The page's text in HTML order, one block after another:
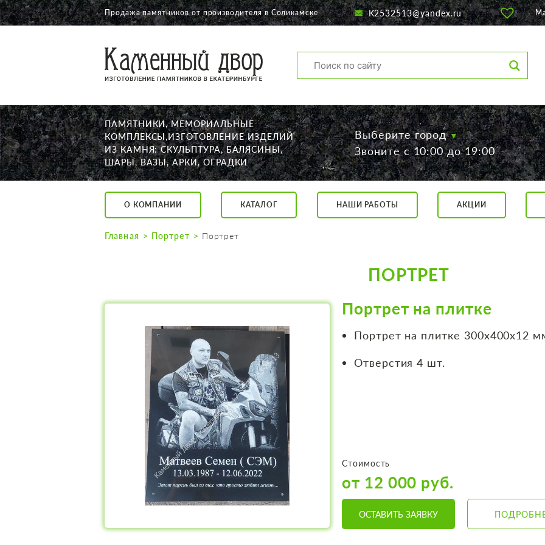
О КОМПАНИИ
КАТАЛОГ
НАШИ РАБОТЫ
АКЦИИ
ДОСТАВКА
КОНТАКТЫ
K2532513@yandex.ru
Екатеринбург, Щорса, 56
Суббота с 11:00 до 17:00
Продажа памятников от производителя в Соликамске K2532513@yandex.ru
ПАМЯТНИКИ, МЕМОРИАЛЬНЫЕ
КОМПЛЕКСЫ,ИЗГОТОВЛЕНИЕ ИЗДЕЛИЙ
ИЗ КАМНЯ: СКУЛЬПТУРА, БАЛЯСИНЫ,
ШАРЫ, ВАЗЫ, АРКИ, ОГРАДКИ
Выберите город
Звоните с 10:00 до 19:00
О КОМПАНИИ КАТАЛОГ НАШИ РАБОТЫ АКЦИИ
Главная Портрет Портрет
ПОРТРЕТ
Портрет на плитке
Портрет на плитке 300х400х12
Отверстия 4 шт.
Стоимость
от 12 000 руб.
ОСТАВИТЬ ЗАЯВКУ